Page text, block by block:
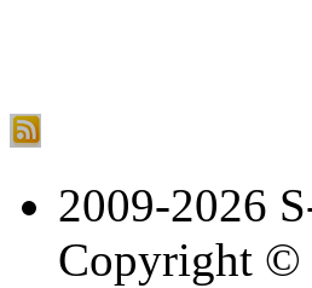
2009-2026
Copyright ©